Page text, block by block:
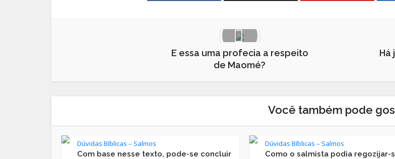
E essa uma profecia a respeito
de Maomé?
Há
Você também pode
Dúvidas Bíblicas – Salmos
Com base nesse texto, pode-se concluir
Dúvidas Bíblicas – Salmos
Como o salmista podia regozijar-